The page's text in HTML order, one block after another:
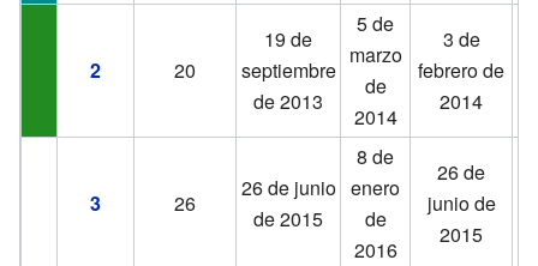
2 20
19 de
septiembre
de 2013
5 de
marzo
de
2014
3 de
febrero de
2014
3 26
26 de junio
de 2015
8 de
enero
de
2016
26 de
junio de
2015